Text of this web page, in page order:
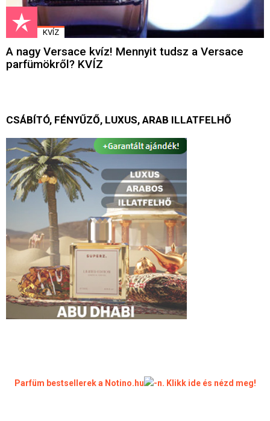
KVÍZ
A nagy Versace kvíz! Mennyit tudsz a Versace
parfümökről? KVÍZ
CSÁBÍTÓ, FÉNYŰZŐ, LUXUS, ARAB ILLATFELHŐ
Parfüm bestsellerek a Notino.hu -n. Klikk ide és nézd meg!